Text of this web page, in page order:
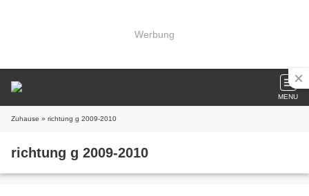
Werbung
MENU
Zuhause » richtung g 2009-2010
richtung g 2009-2010